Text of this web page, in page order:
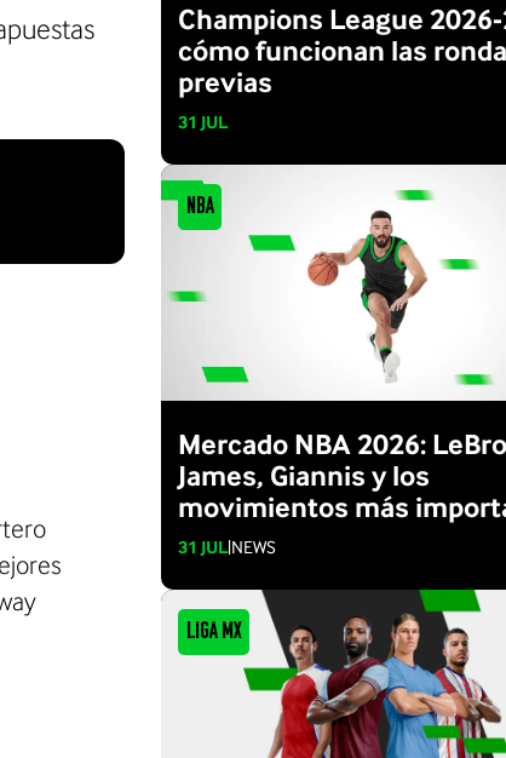
Champions League
cómo funcionan las
previas
31 JUL
NBA
Mercado NBA 2026:
James, Giannis y los
movimientos más
31 JUL|NEWS
Liga MX